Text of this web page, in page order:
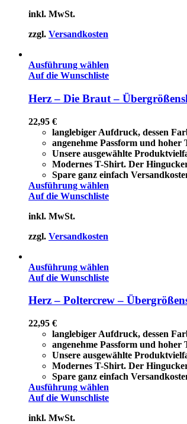
inkl. MwSt.
zzgl. Versandkosten
Ausführung wählen
Auf die Wunschliste
Herz – Die Braut –
22,95 €
langlebiger Aufdruck, dessen
angenehme Passform und
Unsere ausgewählte
Modernes T-Shirt. Der
Spare ganz einfach
Ausführung wählen
Auf die Wunschliste
inkl. MwSt.
zzgl. Versandkosten
Ausführung wählen
Auf die Wunschliste
Herz – Poltercrew –
22,95 €
langlebiger Aufdruck, dessen
angenehme Passform und
Unsere ausgewählte
Modernes T-Shirt. Der
Spare ganz einfach
Ausführung wählen
Auf die Wunschliste
inkl. MwSt.